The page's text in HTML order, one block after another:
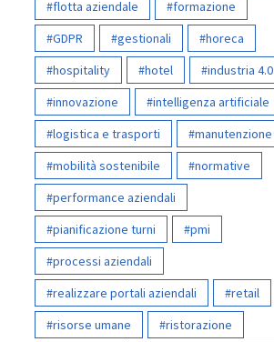
flotta aziendale
formazione
GDPR
gestionali
horeca
hospitality
hotel
industria 4.0
innovazione
intelligenza artificiale
logistica e trasporti
manutenzione
mobilità sostenibile
normative
performance aziendali
pianificazione turni
pmi
processi aziendali
realizzare portali aziendali
retail
risorse umane
ristorazione